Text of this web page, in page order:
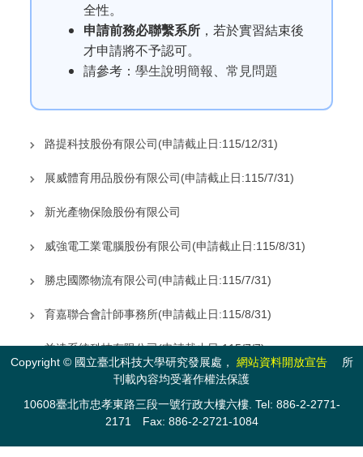
全性。
申請前務必聯繫系所 ，若於實習結束後
才申請將不予認可。
請參考： 學生說明簡報、 常見問題
路提科技股份有限公司(申請截止日:115/12/31)
展威體育用品股份有限公司(申請截止日:115/7/31)
新光產物保險股份有限公司
威強電工業電腦股份有限公司(申請截止日:115/8/31)
勝忠國際物流有限公司(申請截止日:115/7/31)
育嘉聯合會計師事務所(申請截止日:115/8/31)
益達系統科技有限公司(申請截止日:115/7/7)
文化部文化資產局
(海外)環境部辦理「全球環境教育夥伴(GEEP)亞太中心
日:115/6/30)
Copyright © 國立臺北科技大學研究發展處， 網站資料開放宣告所
刊載內容均受著作權法保護
10608臺北市忠孝東路三段一號行政大樓六樓. Tel: 886-2-2771-
2171 Fax: 886-2-2721-1084